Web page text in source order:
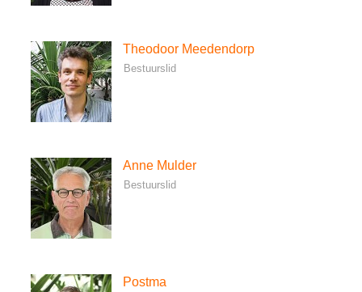
Theodoor Meedendorp
Bestuurslid
Anne Mulder
Bestuurslid
Postma